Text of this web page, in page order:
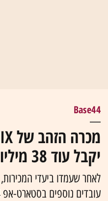
Base44
יקבל עוד 38 מיליון דולר
לאחר שעמדו ביעדי